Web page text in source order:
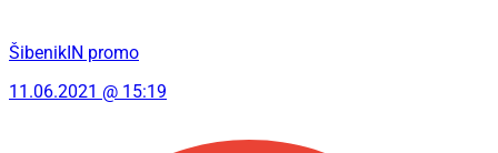
ŠibenikIN promo
11.06.2021 @ 15:19